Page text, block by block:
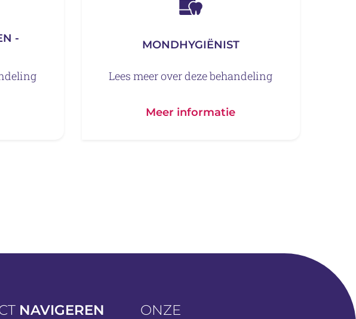
-
MONDHYGIËNIST
Lees meer over deze behandeling
Meer informatie
NAVIGEREN
ONZE